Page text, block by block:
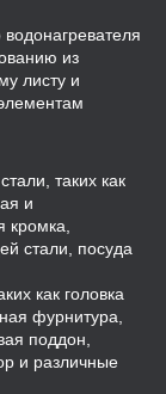
водонагревателя
из
листу и
таких как
и
кромка,
стали, посуда
как головка
фурнитура,
поддон,
и различные